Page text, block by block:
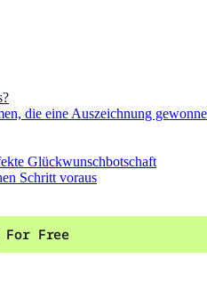
die eine Auszeichnung
Glückwunschbotschaft
Schritt voraus
For Free